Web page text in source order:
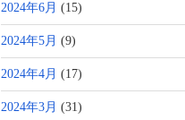
2024年6月 (15)
2024年5月 (9)
2024年4月 (17)
2024年3月 (31)